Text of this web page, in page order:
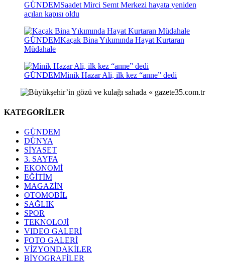
GÜNDEMSaadet Mirci Semt Merkezi hayata yeniden
açılan kapısı oldu
GÜNDEMKaçak Bina Yıkımında Hayat Kurtaran
Müdahale
GÜNDEMMinik Hazar Ali, ilk kez “anne” dedi
KATEGORİLER
GÜNDEM
DÜNYA
SİYASET
3. SAYFA
EKONOMİ
EĞİTİM
MAGAZİN
OTOMOBİL
SAĞLIK
SPOR
TEKNOLOJİ
VIDEO GALERİ
FOTO GALERİ
VİZYONDAKİLER
BİYOGRAFİLER